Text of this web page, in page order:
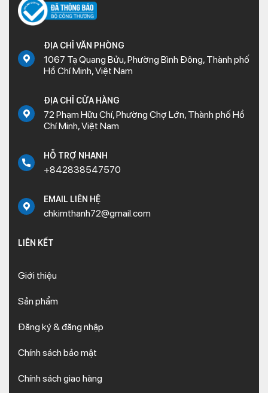
ĐỊA CHỈ VĂN PHÒNG
1067 Tạ Quang Bửu, Phường Bình Đông, Thành phố
Hồ Chí Minh, Việt Nam
ĐỊA CHỈ CỬA HÀNG
72 Phạm Hữu Chí, Phường Chợ Lớn, Thành phố Hồ
Chí Minh, Việt Nam
HỖ TRỢ NHANH
+842838547570
EMAIL LIÊN HỆ
chkimthanh72@gmail.com
LIÊN KẾT
Giới thiệu
Sản phẩm
Đăng ký & đăng nhập
Chính sách bảo mật
Chính sách giao hàng